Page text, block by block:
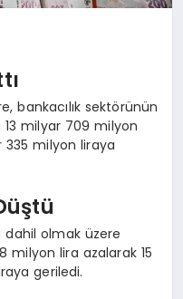
bankacılık sektörünün
milyar 709 milyon
335 milyon liraya
dahil olmak üzere
lira azalarak 15
geriledi.